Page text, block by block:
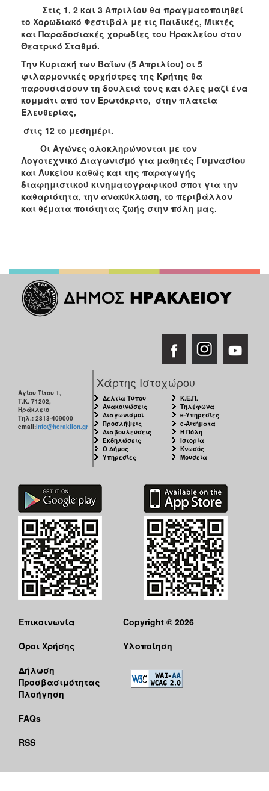
Στις 1, 2 και 3 Απριλίου θα πραγματοποιηθεί
το Χορωδιακό Φεστιβάλ με τις Παιδικές, Μικτές
και Παραδοσιακές χορωδίες του Ηρακλείου στον
Θεατρικό Σταθμό.
Την Κυριακή των Βαΐων (5 Απριλίου) οι 5
φιλαρμονικές ορχήστρες της Κρήτης θα
παρουσιάσουν τη δουλειά τους και όλες μαζί ένα
κομμάτι από τον Ερωτόκριτο, στην πλατεία
Ελευθερίας,
στις 12 το μεσημέρι.
Οι Αγώνες ολοκληρώνονται με τον
Λογοτεχνικό Διαγωνισμό για μαθητές Γυμνασίου
και Λυκείου καθώς και της παραγωγής
διαφημιστικού κινηματογραφικού σποτ για την
καθαριότητα, την ανακύκλωση, το περιβάλλον
και θέματα ποιότητας ζωής στην πόλη μας.
Αγίου Τίτου 1,
Τ.Κ. 71202,
Ηράκλειο
Τηλ.: 2813-409000
email:info@heraklion.gr
Χάρτης Ιστοχώρου
Δελτία Τύπου
Ανακοινώσεις
Διαγωνισμοί
Προσλήψεις
Διαβουλεύσεις
Εκδηλώσεις
Ο Δήμος
Υπηρεσίες
Κ.Ε.Π.
Τηλέφωνα
e-Υπηρεσίες
e-Αιτήματα
Η Πόλη
Ιστορία
Κνωσός
Μουσεία
Επικοινωνία
Όροι Χρήσης
Δήλωση
Προσβασιμότητας
Πλοήγηση
FAQs
RSS
Copyright © 2026
Υλοποίηση